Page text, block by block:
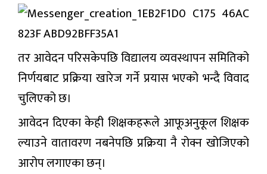
तर आवेदन परिसकेपछि विद्यालय व्यवस्थापन समितिको
निर्णयबाट प्रक्रिया खारेज गर्ने प्रयास भएको भन्दै विवाद
चुलिएको छ।
आवेदन दिएका केही शिक्षकहरूले आफूअनुकूल शिक्षक
ल्याउने वातावरण नबनेपछि प्रक्रिया नै रोक्न खोजिएको
आरोप लगाएका छन्।